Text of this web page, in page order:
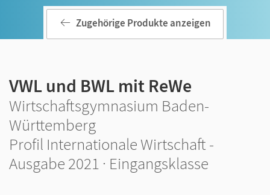
Zugehörige Produkte anzeigen
VWL und BWL mit ReWe
Wirtschaftsgymnasium Baden-
Württemberg
Profil Internationale Wirtschaft -
Ausgabe 2021 · Eingangsklasse